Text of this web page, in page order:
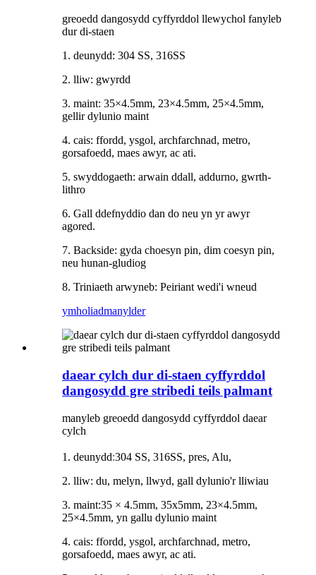
greoedd dangosydd cyffyrddol llewychol fanyleb
dur di-staen
1. deunydd: 304 SS, 316SS
2. lliw: gwyrdd
3. maint: 35×4.5mm, 23×4.5mm, 25×4.5mm,
gellir dylunio maint
4. cais: ffordd, ysgol, archfarchnad, metro,
gorsafoedd, maes awyr, ac ati.
5. swyddogaeth: arwain ddall, addurno, gwrth-
lithro
6. Gall ddefnyddio dan do neu yn yr awyr
agored.
7. Backside: gyda choesyn pin, dim coesyn pin,
neu hunan-gludiog
8. Triniaeth arwyneb: Peiriant wedi'i wneud
ymholiadmanylder
daear cylch dur di-staen cyffyrddol
dangosydd gre stribedi teils palmant
manyleb greoedd dangosydd cyffyrddol daear
cylch
1. deunydd:304 SS, 316SS, pres, Alu,
2. lliw: du, melyn, llwyd, gall dylunio'r lliwiau
3. maint:35 × 4.5mm, 35x5mm, 23×4.5mm,
25×4.5mm, yn gallu dylunio maint
4. cais: ffordd, ysgol, archfarchnad, metro,
gorsafoedd, maes awyr, ac ati.